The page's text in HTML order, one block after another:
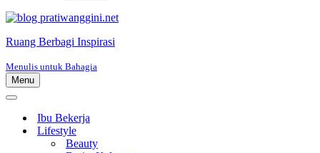
Ruang Berbagi Inspirasi
Menulis untuk Bahagia
Menu
Menu
Menu
NavigasiIbu Bekerja
Lifestyle
Beauty